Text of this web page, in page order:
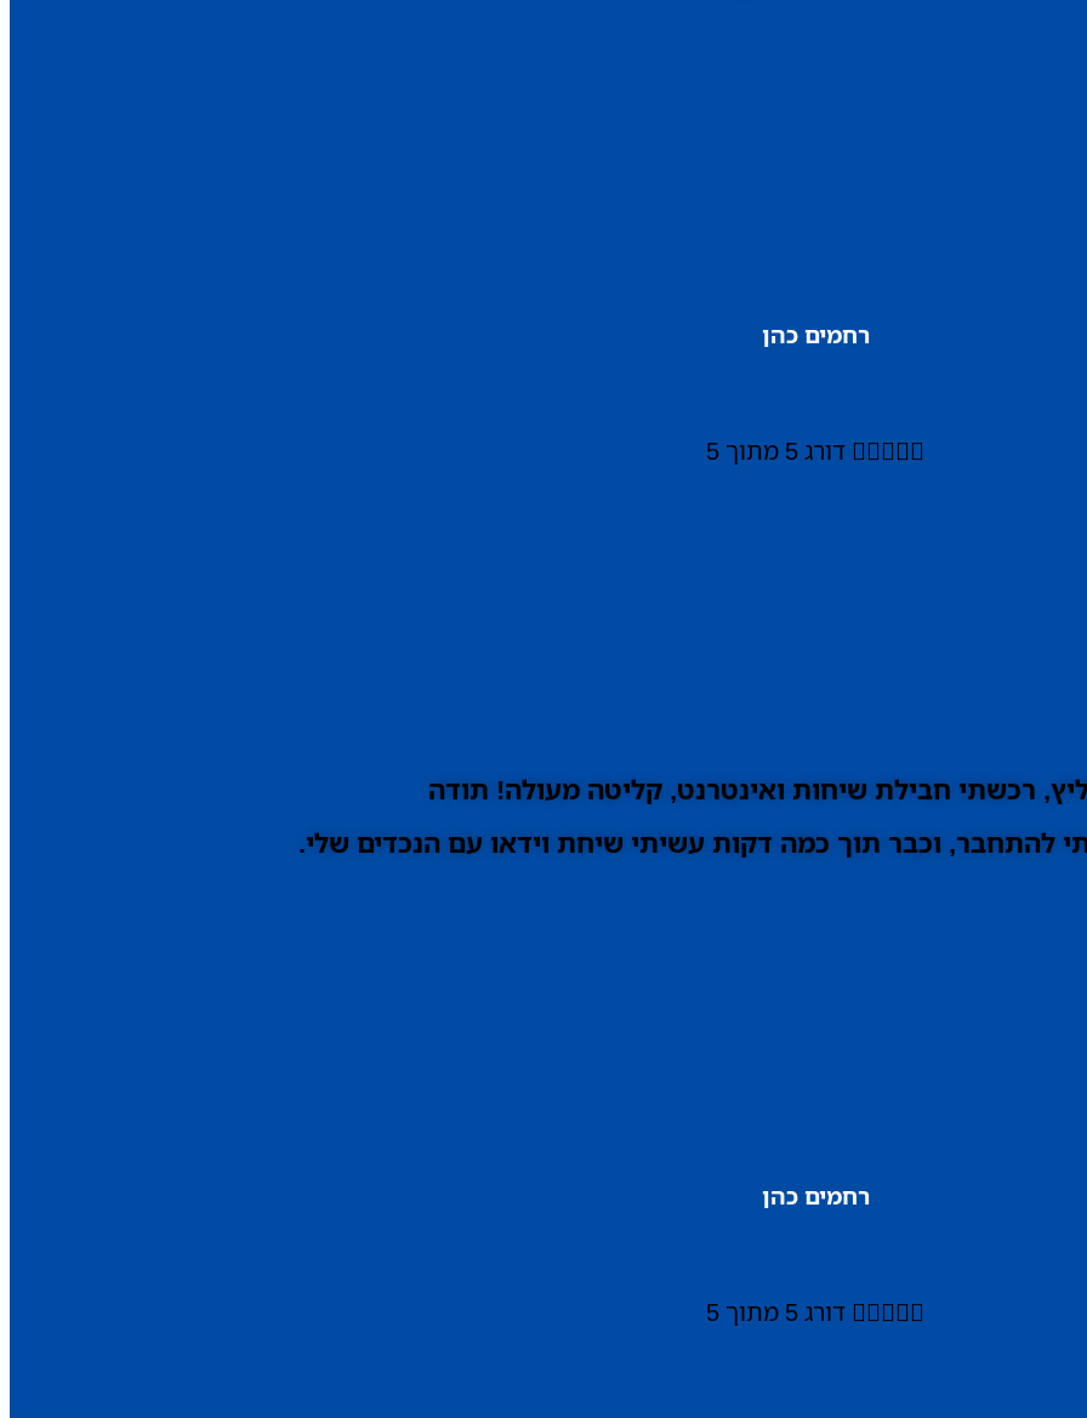
רחמים כהן
 דורג 5 מתוך 5
רכשתי חבילת שיחות ואינטרנט, קליטה מעולה! תודה
להתחבר, וכבר תוך כמה דקות עשיתי שיחת וידאו עם הנכדים שלי.
רחמים כהן
 דורג 5 מתוך 5